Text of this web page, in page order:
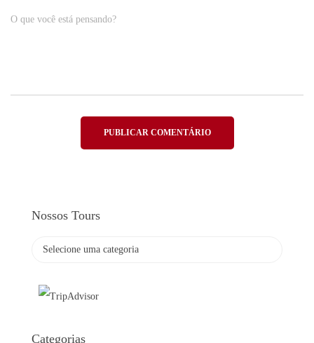
O que você está pensando?
Nossos Tours
Categorias